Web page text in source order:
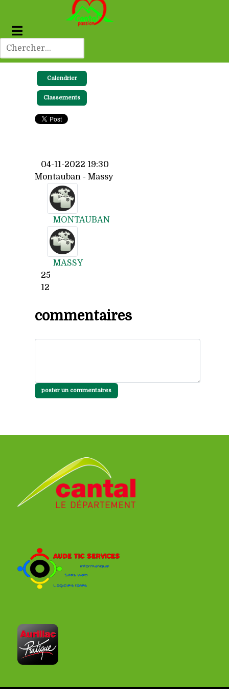
Calendrier
Classements
04-11-2022 19:30
Montauban - Massy
MONTAUBAN
MASSY
25
12
commentaires
poster un commentaires